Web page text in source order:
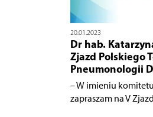
20.01.2023
Dr hab.
Zjazd Polskiego
Pneumonologii
– W imieniu
zapraszam na V